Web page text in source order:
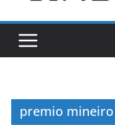
premio mineiro